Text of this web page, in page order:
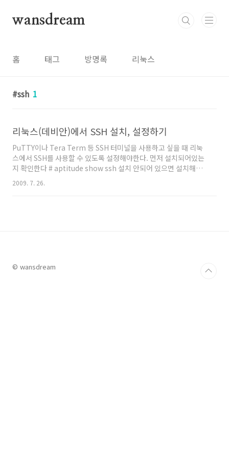
wansdream
홈 태그 방명록 리눅스
ssh 1
리눅스(데비안)에서 SSH 설치, 설정하기
PuTTY이나 Tera Term 등 SSH 터미널을 사용하고 싶을 때 리눅
스에서 SSH를 사용할 수 있도록 설정해야한다. 먼저 설치되어있는
지 확인한다 # aptitude show ssh 설치 안되어 있으면 설치해보
자~ # aptitude install ssh 설치 후 설정(선택사항) SSH터미널에
서 Root권한으로 접속 제한하기 먼저 백업부터 하자 (백업하는 습
2009. 7. 26.
© wansdream